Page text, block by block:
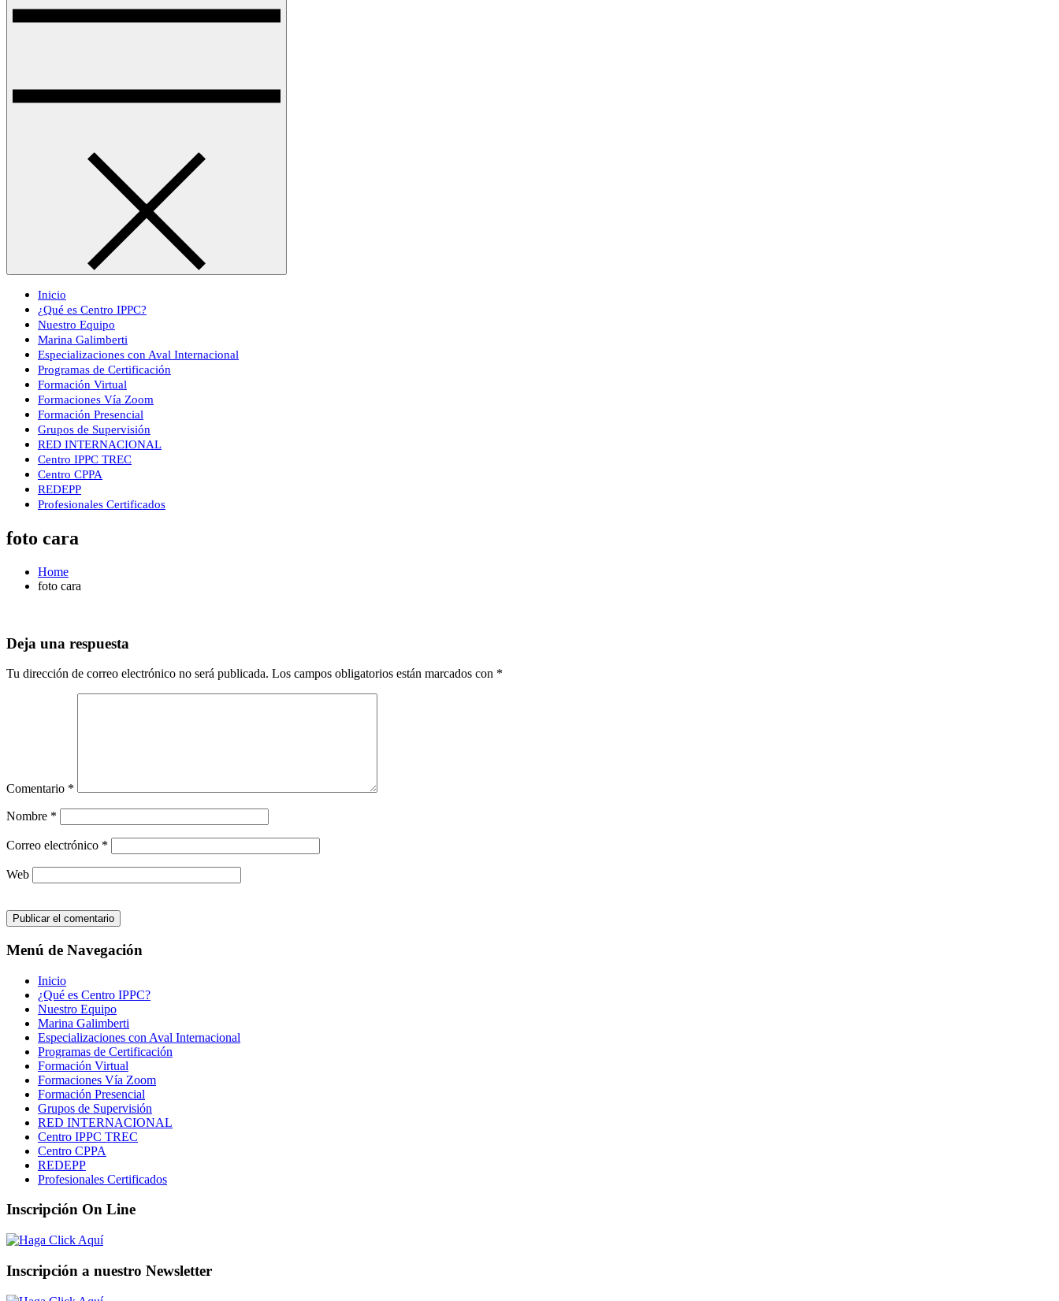
Inicio
¿Qué es Centro IPPC?
Nuestro Equipo
Marina Galimberti
Especializaciones con Aval Internacional
Programas de Certificación
Formación Virtual
Formaciones Vía Zoom
Formación Presencial
Grupos de Supervisión
RED INTERNACIONAL
Centro IPPC TREC
Centro CPPA
REDEPP
Profesionales Certificados
foto cara
Home
foto cara
Deja una respuesta
Tu dirección de correo electrónico no será publicada. Los campos obligatorios están marcados con *
Comentario *
Nombre *
Correo electrónico *
Web
Menú de Navegación
Inicio
¿Qué es Centro IPPC?
Nuestro Equipo
Marina Galimberti
Especializaciones con Aval Internacional
Programas de Certificación
Formación Virtual
Formaciones Vía Zoom
Formación Presencial
Grupos de Supervisión
RED INTERNACIONAL
Centro IPPC TREC
Centro CPPA
REDEPP
Profesionales Certificados
Inscripción On Line
Inscripción a nuestro Newsletter